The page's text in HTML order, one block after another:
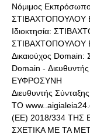
Νόμιμος
ΣΤΙΒΑΧΤΟΠΟΥΛΟΥ
Ιδιοκτησία:
ΣΤΙΒΑΧΤΟΠΟΥΛΟΥ
Δικαιούχος
Domain -
ΕΥΦΡΟΣΥΝΗ
Διευθυντής
ΤΟ
(ΕΕ) 2018/334 ΤΗΣ
ΣΧΕΤΙΚΑ ΜΕ ΤΑ